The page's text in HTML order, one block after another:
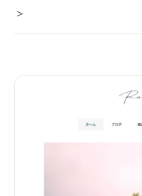
＞